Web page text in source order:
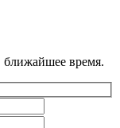
время.